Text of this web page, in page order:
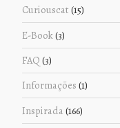
Curiouscat (15)
E-Book(3)
FAQ (3)
Informações (1)
Inspirada (166)